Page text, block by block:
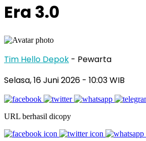
Era 3.0
Tim Hello Depok - Pewarta
Selasa, 16 Juni 2026 - 10:03 WIB
URL berhasil dicopy